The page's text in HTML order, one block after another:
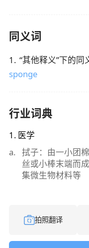
同义词
1 . “其他释义”下的同
sponge
行业词典
1 . 医学
a. 拭子：由一小团
丝或小棒末端而
集微生物材料等
拍照翻译